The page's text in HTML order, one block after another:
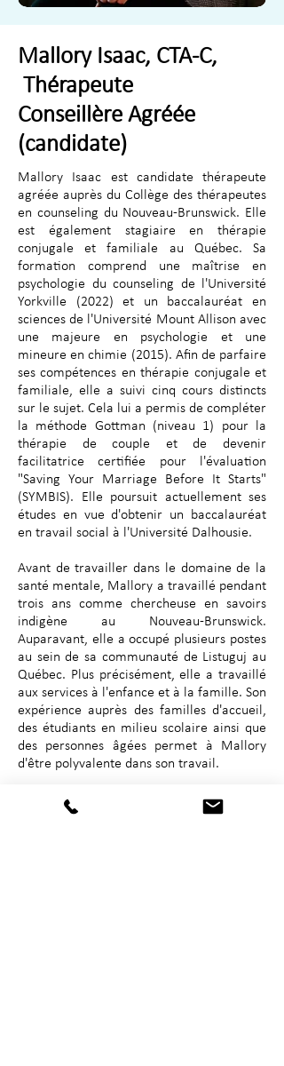
Mallory Isaac, CTA-C,
Thérapeute
Conseillère Agréée
(candidate)
Mallory Isaac est candidate thérapeute
agréée auprès du Collège des thérapeutes
en counseling du Nouveau-Brunswick. Elle
est également stagiaire en thérapie
conjugale et familiale au Québec. Sa
formation comprend une maîtrise en
psychologie du counseling de l'Université
Yorkville (2022) et un baccalauréat en
sciences de l'Université Mount Allison avec
une majeure en psychologie et une
mineure en chimie (2015). Afin de parfaire
ses compétences en thérapie conjugale et
familiale, elle a suivi cinq cours distincts
sur le sujet. Cela lui a permis de compléter
la méthode Gottman (niveau 1) pour la
thérapie de couple et de devenir
facilitatrice certifiée pour l'évaluation
"Saving Your Marriage Before It Starts"
(SYMBIS). Elle poursuit actuellement ses
études en vue d'obtenir un baccalauréat
en travail social à l'Université Dalhousie.
Avant de travailler dans le domaine de la
santé mentale, Mallory a travaillé pendant
trois ans comme chercheuse en savoirs
indigène au Nouveau-Brunswick.
Auparavant, elle a occupé plusieurs postes
au sein de sa communauté de Listuguj au
Québec. Plus précisément, elle a travaillé
aux services à l'enfance et à la famille. Son
expérience auprès des familles d'accueil,
des étudiants en milieu scolaire ainsi que
des personnes âgées permet à Mallory
d'être polyvalente dans son travail.
L'attitude calme et ouverte de Mallory fait
d'elle une excellente auditrice. Elle est